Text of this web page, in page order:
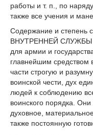
работы и т. п., по
также все учения и
Содержание и степень
ВНУТРЕННЕЙ СЛУЖБЫ
для армии и
главнейшим средством
части строгую и
воинской чести, дух
людей к соблюдению
воинского порядка.
духовное,
также постоянную